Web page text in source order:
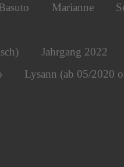
Marianne
Jahrgang 2022
Lysann (ab 05/2020